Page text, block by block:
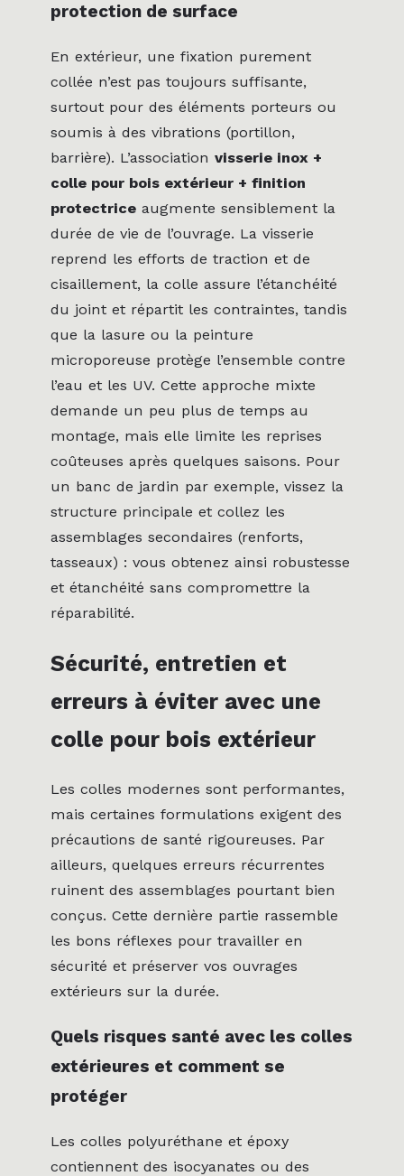
protection de surface
En extérieur, une fixation purement
collée n’est pas toujours suffisante,
surtout pour des éléments porteurs ou
soumis à des vibrations (portillon,
barrière). L’association visserie inox +
colle pour bois extérieur + finition
protectrice augmente sensiblement la
durée de vie de l’ouvrage. La visserie
reprend les efforts de traction et de
cisaillement, la colle assure l’étanchéité
du joint et répartit les contraintes, tandis
que la lasure ou la peinture
microporeuse protège l’ensemble contre
l’eau et les UV. Cette approche mixte
demande un peu plus de temps au
montage, mais elle limite les reprises
coûteuses après quelques saisons. Pour
un banc de jardin par exemple, vissez la
structure principale et collez les
assemblages secondaires (renforts,
tasseaux) : vous obtenez ainsi robustesse
et étanchéité sans compromettre la
réparabilité.
Sécurité, entretien et
erreurs à éviter avec une
colle pour bois extérieur
Les colles modernes sont performantes,
mais certaines formulations exigent des
précautions de santé rigoureuses. Par
ailleurs, quelques erreurs récurrentes
ruinent des assemblages pourtant bien
conçus. Cette dernière partie rassemble
les bons réflexes pour travailler en
sécurité et préserver vos ouvrages
extérieurs sur la durée.
Quels risques santé avec les colles
extérieures et comment se
protéger
Les colles polyuréthane et époxy
contiennent des isocyanates ou des